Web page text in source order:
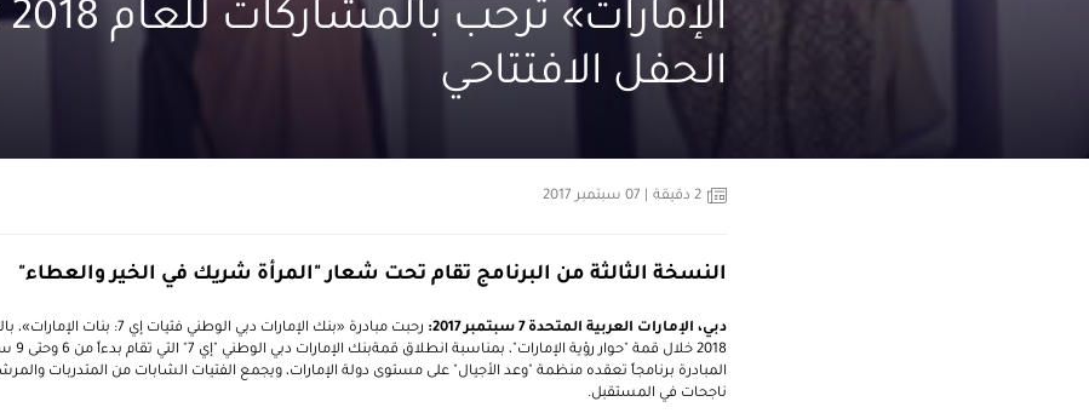
الحفل الافتتاحي
2 دقيقة
النسخة الثالثة من البرنامج تقام تحت شعار "المرأة شريك في الخير والعطاء"
دبي، الإمارات العربية المتحدة7 سبتمبر 2017: رحبت مبادرة «
بنك الإمارات دبي الوطني فتيات
2018 خلال قمة "حوار رؤية الإمارات"، بمناسبة انطلاق قمة
بنك
المبادرة برنامجاً تعقده منظمة "وعد الأجيال" على مستوى دولة الإمارات، ويجمع الفتيات الشابات من المتدربات
ناجحات في المستقبل.